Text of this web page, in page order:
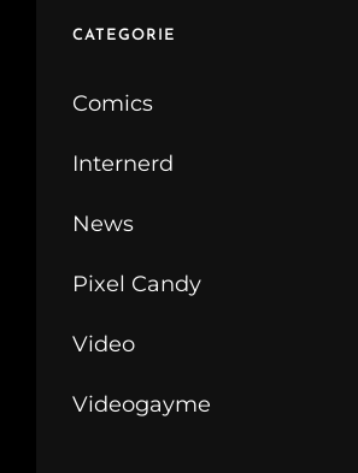
CATEGORIE
Comics
Internerd
News
Pixel Candy
Video
Videogayme